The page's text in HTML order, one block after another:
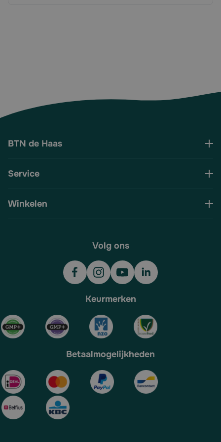
BTN de Haas
Service
Winkelen
Volg ons
Keurmerken
Betaalmogelijkheden